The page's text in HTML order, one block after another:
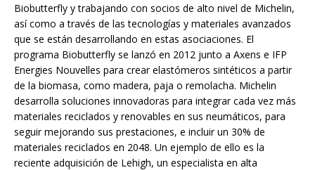
Biobutterfly y trabajando con socios de alto nivel de Michelin,
así como a través de las tecnologías y materiales avanzados
que se están desarrollando en estas asociaciones. El
programa Biobutterfly se lanzó en 2012 junto a Axens e IFP
Energies Nouvelles para crear elastómeros sintéticos a partir
de la biomasa, como madera, paja o remolacha. Michelin
desarrolla soluciones innovadoras para integrar cada vez más
materiales reciclados y renovables en sus neumáticos, para
seguir mejorando sus prestaciones, e incluir un 30% de
materiales reciclados en 2048. Un ejemplo de ello es la
reciente adquisición de Lehigh, un especialista en alta